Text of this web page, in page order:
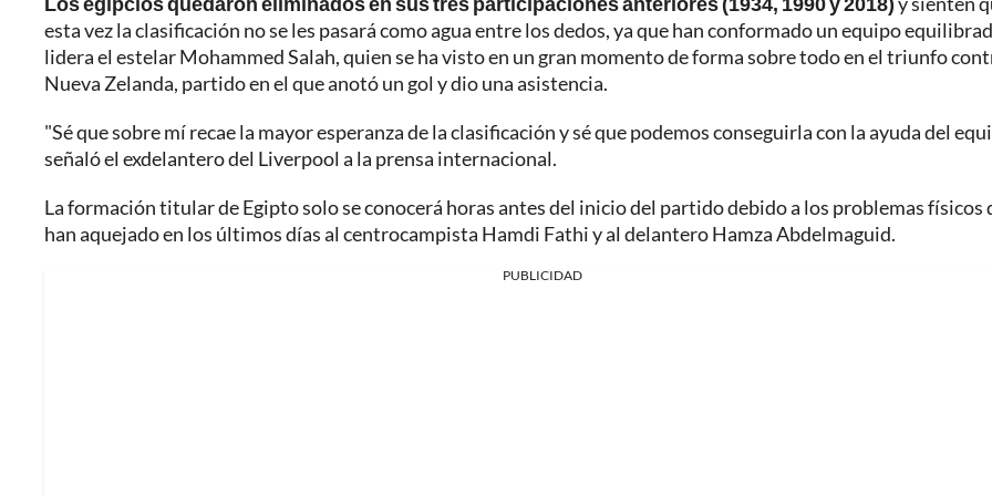
esta vez la clasificación no se les pasará como agua entre los dedos, ya que han conformado un equipo
lidera el estelar Mohammed Salah, quien se ha visto en un gran momento de forma sobre todo en el triunfo
Nueva Zelanda, partido en el que anotó un gol y dio una asistencia.
"Sé que sobre mí recae la mayor esperanza de la clasificación y sé que podemos conseguirla con la ayuda del
señaló el exdelantero del Liverpool a la prensa internacional.
La formación titular de Egipto solo se conocerá horas antes del inicio del partido debido a los problemas físicos
han aquejado en los últimos días al centrocampista Hamdi Fathi y al delantero Hamza Abdelmaguid.
PUBLICIDAD